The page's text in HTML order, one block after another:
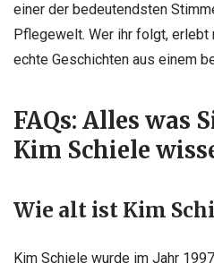
einer der bedeutendsten
Pflegewelt. Wer ihr folgt, erlebt
echte Geschichten aus einem
FAQs: Alles was
Kim Schiele
Wie alt ist Kim
Kim Schiele wurde im Jahr